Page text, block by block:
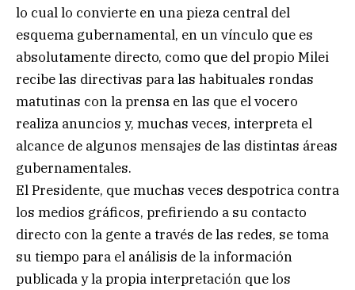
lo cual lo convierte en una pieza central del
esquema gubernamental, en un vínculo que es
absolutamente directo, como que del propio Milei
recibe las directivas para las habituales rondas
matutinas con la prensa en las que el vocero
realiza anuncios y, muchas veces, interpreta el
alcance de algunos mensajes de las distintas áreas
gubernamentales.
El Presidente, que muchas veces despotrica contra
los medios gráficos, prefiriendo a su contacto
directo con la gente a través de las redes, se toma
su tiempo para el análisis de la información
publicada y la propia interpretación que los